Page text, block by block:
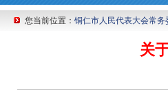
您当前位置： 铜仁市人民代表大会常务
关